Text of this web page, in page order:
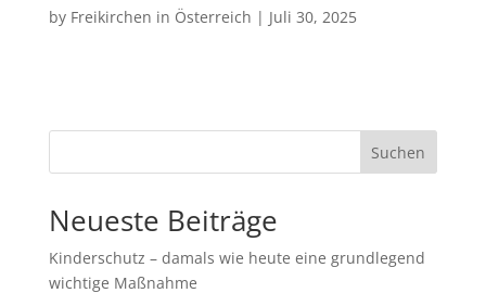
by Freikirchen in Österreich | Juli 30, 2025
Suchen
Neueste Beiträge
Kinderschutz – damals wie heute eine grundlegend
wichtige Maßnahme